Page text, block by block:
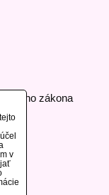
zákona
v